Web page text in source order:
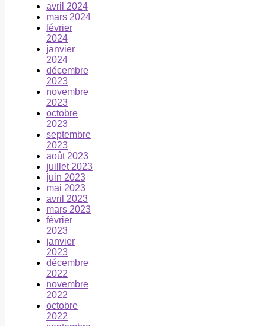
avril 2024
mars 2024
février
2024
janvier
2024
décembre
2023
novembre
2023
octobre
2023
septembre
2023
août 2023
juillet 2023
juin 2023
mai 2023
avril 2023
mars 2023
février
2023
janvier
2023
décembre
2022
novembre
2022
octobre
2022